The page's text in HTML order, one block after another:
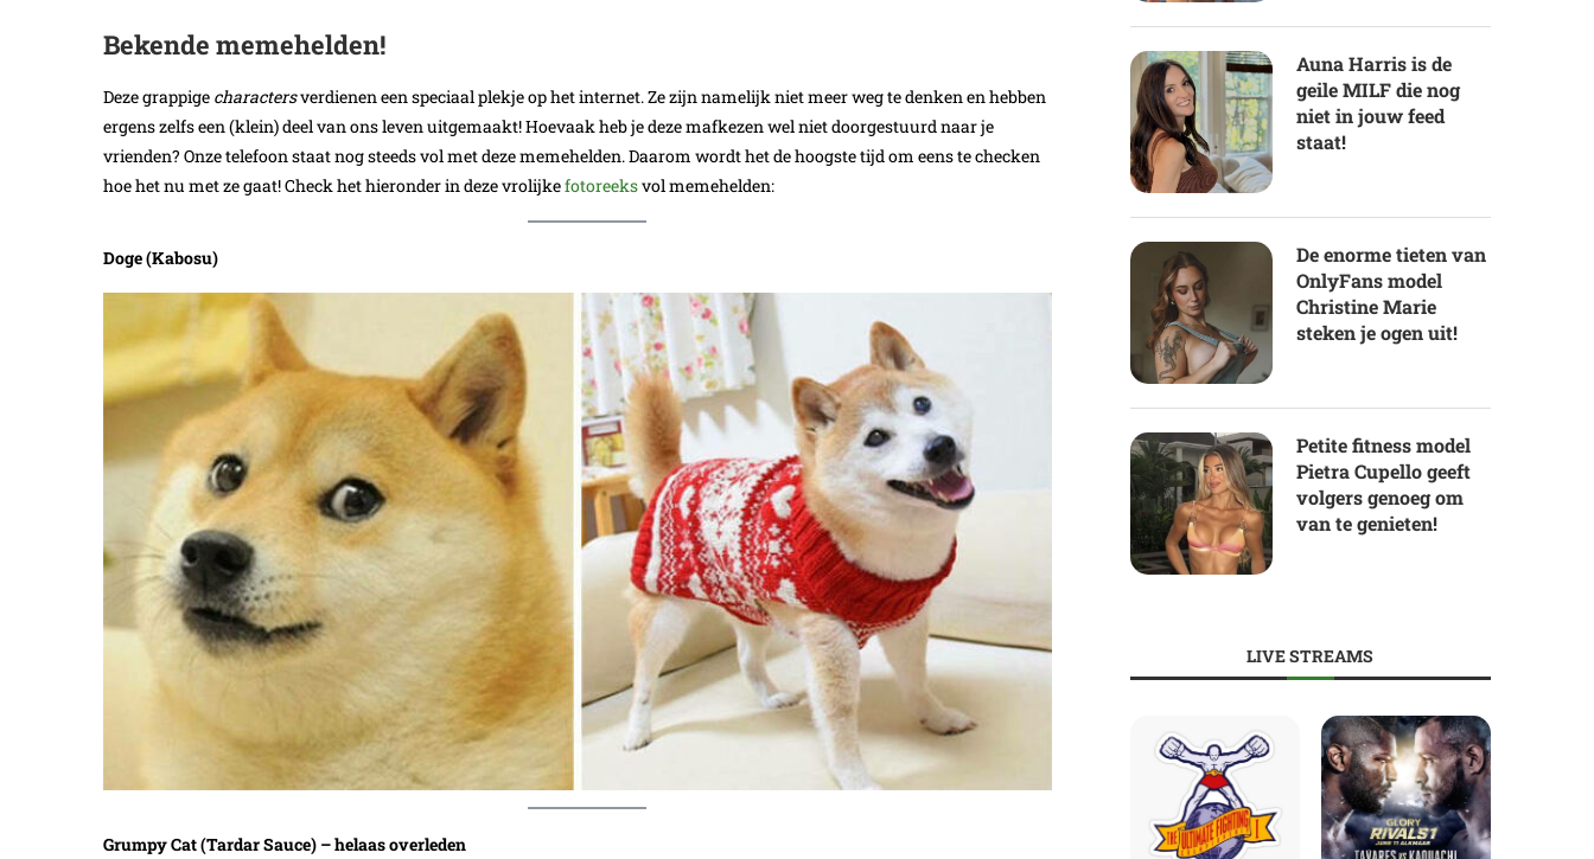
Bekende memehelden!
Deze grappige charactersverdienen een speciaal plekje op het internet. Ze zijn namelijk niet meer weg te denken en hebben
ergens zelfs een (klein) deel van ons leven uitgemaakt! Hoevaak heb je deze mafkezen wel niet doorgestuurd naar je
vrienden? Onze telefoon staat nog steeds vol met deze memehelden. Daarom wordt het de hoogste tijd om eens te checken
hoe het nu met ze gaat! Check het hieronder in deze vrolijkefotoreeksvol memehelden:
Doge (Kabosu)
Grumpy Cat (Tardar Sauce) – helaas overleden
Auna Harris is de
geile MILF die nog
niet in jouw feed
staat!
De enorme tieten van
OnlyFans model
Christine Marie
steken je ogen uit!
Petite fitness model
Pietra Cupello geeft
volgers genoeg om
van te genieten!
LIVE STREAMS